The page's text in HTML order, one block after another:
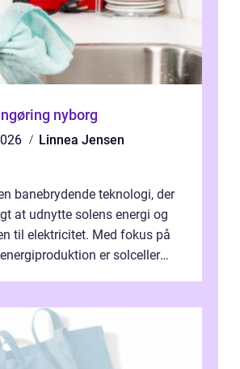
nyborg
Linnea Jensen
banebrydende teknologi, der
at udnytte solens energi og
til elektricitet. Med fokus på
er solceller